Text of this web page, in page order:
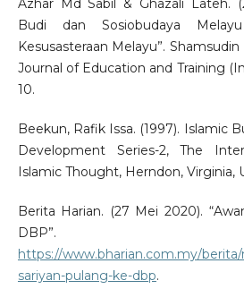
Azhar Md Sabil & Ghazali Lateh.
Budi dan Sosiobudaya
Kesusasteraan Melayu”.
Journal of Education and Training
10.
Beekun, Rafik Issa. (1997). Islamic
Development Series-2, The
Islamic Thought, Herndon, Virginia,
Berita Harian. (27 Mei 2020).
DBP”.
https://www.bharian.com.my/
sariyan-pulang-ke-dbp.